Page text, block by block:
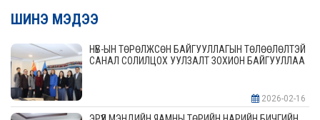
ШИНЭ МЭДЭЭ
НҮБ-ЫН ТӨРӨЛЖСӨН БАЙГУУЛЛАГЫН ТӨЛӨӨЛӨЛТЭЙ
САНАЛ СОЛИЛЦОХ УУЛЗАЛТ ЗОХИОН БАЙГУУЛЛАА
2026-02-16